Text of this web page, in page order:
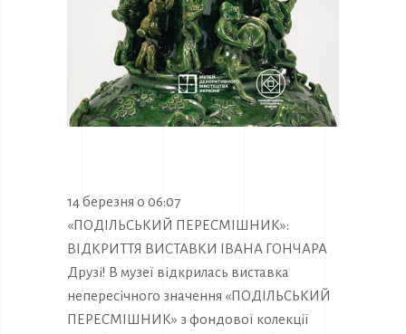
14 березня о 06:07
«ПОДІЛЬСЬКИЙ ПЕРЕСМІШНИК»:
ВІДКРИТТЯ ВИСТАВКИ ІВАНА ГОНЧАРА
Друзі! В музеї відкрилась виставка
непересічного значення «ПОДІЛЬСЬКИЙ
ПЕРЕСМІШНИК» з фондової колекції